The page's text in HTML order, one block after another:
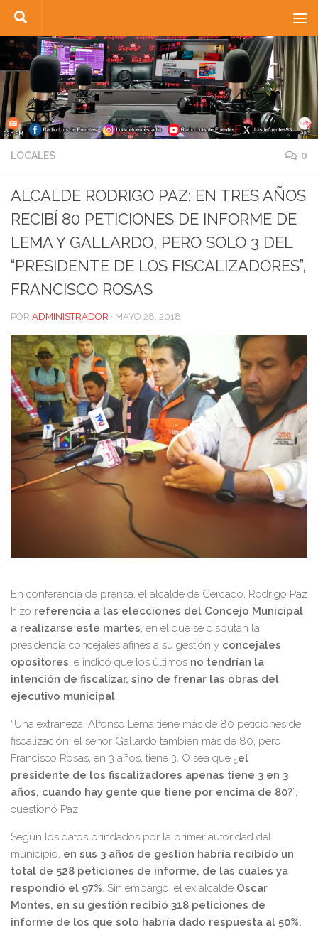
Saltar al contenido
LOCALES 0
ALCALDE RODRIGO PAZ: EN TRES AÑOS
RECIBÍ 80 PETICIONES DE INFORME DE
LEMA Y GALLARDO, PERO SOLO 3 DEL
“PRESIDENTE DE LOS FISCALIZADORES”,
FRANCISCO ROSAS
POR ADMINISTRADOR · MAYO 28, 2018
En conferencia de prensa, el alcalde de Cercado, Rodrigo Paz
hizo referencia a las elecciones del Concejo Municipal
a realizarse este martes, en el que se disputan la
presidencia concejales afines a su gestión y concejales
opositores, e indicó que los últimos no tendrían la
intención de fiscalizar, sino de frenar las obras del
ejecutivo municipal.
“Una extrañeza: Alfonso Lema tiene más de 80 peticiones de
fiscalización, el señor Gallardo también más de 80, pero
Francisco Rosas, en 3 años, tiene 3. O sea que ¿el
presidente de los fiscalizadores apenas tiene 3 en 3
años, cuando hay gente que tiene por encima de 80?”,
cuestionó Paz.
Según los datos brindados por la primer autoridad del
municipio, en sus 3 años de gestión habría recibido un
total de 528 peticiones de informe, de las cuales ya
respondió el 97%, Sin embargo, el ex alcalde Oscar
Montes, en su gestión recibió 318 peticiones de
informe de los que solo habría dado respuesta al 50%.